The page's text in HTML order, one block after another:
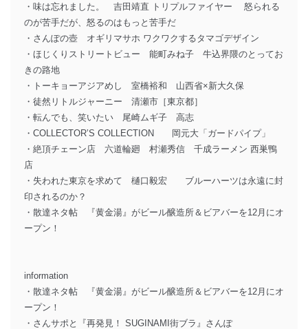
・味は忘れました。 吉田靖直 トリプルファイヤー 怒られる
のが苦手だが、怒るのはもっと苦手だ
・さんぽの壺 オギリマサホ ワクワクするタマゴデザイン
・ほじくりストリートビュー 能町みね子 牛込界隈のとってお
きの路地
・トーキョーアジアめし 室橋裕和 山西省×新大久保
・徒然リトルジャーニー 清瀬市［東京都］
・転んでも、笑いたい 尾崎ムギ子 高志
・COLLECTOR’S COLLECTION 岡元大「ガードパイプ」
・絶頂チェーン店 六道輪廻 村瀬秀信 千成ラーメン 西巣鴨
店
・失われた東京を求めて 樋口毅宏 ブルーハーツは永遠に封
印されるのか？
・散達ネタ帖 『黄金湯』がビール醸造所＆ビアバーを12月にオ
ープン！
information
・散達ネタ帖 『黄金湯』がビール醸造所＆ビアバーを12月にオ
ープン！
・さんサポと『再発見！ SUGINAMI街ブラ』さんぽ